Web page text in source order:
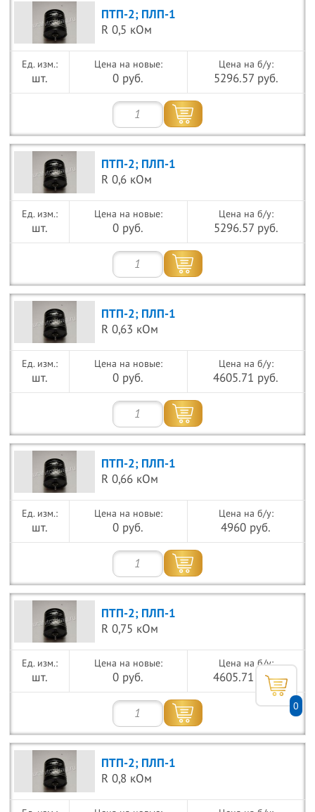
0
ПТП-2; ПЛП-1
R 0,5 кОм
шт.
Цена на новые:
0 руб.
Цена на б/у:
5296.57 руб.
ПТП-2; ПЛП-1
R 0,6 кОм
шт.
Цена на новые:
0 руб.
Цена на б/у:
5296.57 руб.
ПТП-2; ПЛП-1
R 0,63 кОм
шт.
Цена на новые:
0 руб.
Цена на б/у:
4605.71 руб.
ПТП-2; ПЛП-1
R 0,66 кОм
шт.
Цена на новые:
0 руб.
Цена на б/у:
4960 руб.
ПТП-2; ПЛП-1
R 0,75 кОм
шт.
Цена на новые:
0 руб.
Цена на б/у:
4605.71 руб.
ПТП-2; ПЛП-1
R 0,8 кОм